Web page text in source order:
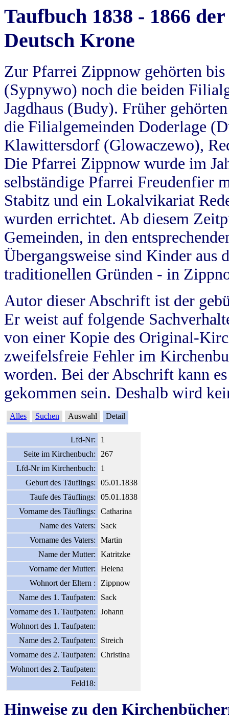
Taufbuch 1838 - 1866
Deutsch Krone
Zur Pfarrei Zippnow gehörten
(Sypnywo) noch die beiden
Jagdhaus (Budy). Früher
die Filialgemeinden Doderlage
Klawittersdorf (Glowaczewo),
Die Pfarrei Zippnow wurde im
selbständige Pfarrei Freudenfier
Stabitz und ein Lokalvikariat
wurden errichtet. Ab diesem
Gemeinden, in den
Übergangsweise sind Kinder aus
traditionellen Gründen - in
Autor dieser Abschrift ist der
Er weist auf folgende
von einer Kopie des Original-
zweifelsfreie Fehler im
worden. Bei der Abschrift kann
gekommen sein. Deshalb wird
Alles Suchen Auswahl Detail
Lfd-Nr:
1
Seite im Kirchenbuch:
267
Lfd-Nr im Kirchenbuch:
1
Geburt des Täuflings:
05.01.1838
Taufe des Täuflings:
05.01.1838
Vorname des Täuflings:
Catharina
Name des Vaters:
Sack
Vorname des Vaters:
Martin
Name der Mutter:
Katritzke
Vorname der Mutter:
Helena
Wohnort der Eltern :
Zippnow
Name des 1. Taufpaten:
Sack
Vorname des 1. Taufpaten:
Johann
Wohnort des 1. Taufpaten:
Name des 2. Taufpaten:
Streich
Vorname des 2. Taufpaten:
Christina
Wohnort des 2. Taufpaten:
Feld18:
Hinweise zu den